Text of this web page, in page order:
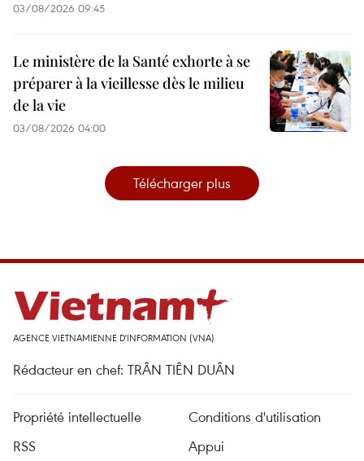
03/08/2026 09:45
Le ministère de la Santé exhorte à se
préparer à la vieillesse dès le milieu
de la vie
03/08/2026 04:00
Télécharger plus
AGENCE VIETNAMIENNE D'INFORMATION (VNA)
Rédacteur en chef: TRÂN TIÊN DUÂN
Propriété intellectuelle
Conditions d'utilisation
RSS
Appui